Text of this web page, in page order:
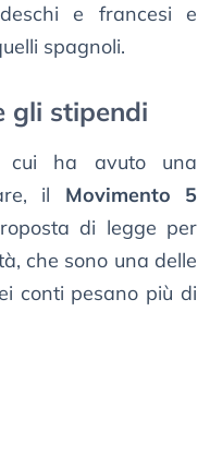
e francesi e
spagnoli.
gli stipendi
cui ha avuto una
il Movimento 5
di legge per
che sono una delle
conti pesano più di